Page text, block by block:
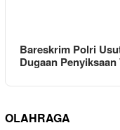
Bareskrim Polri
Dugaan
OLAHRAGA